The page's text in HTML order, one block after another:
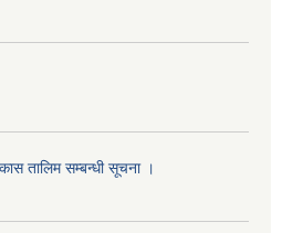
तालिम सम्बन्धी सूचना ‌।